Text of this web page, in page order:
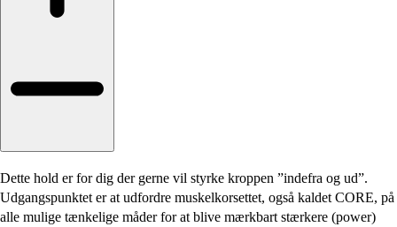
Dette hold er for dig der gerne vil styrke kroppen ”indefra og ud”.
Udgangspunktet er at udfordre muskelkorsettet, også kaldet CORE, på
alle mulige tænkelige måder for at blive mærkbart stærkere (power)